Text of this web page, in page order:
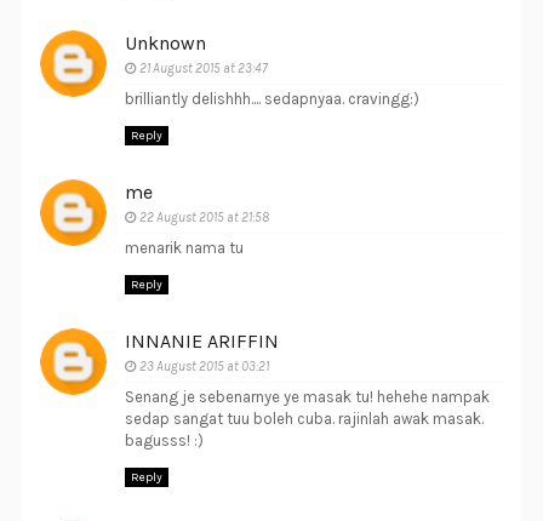
Unknown
21 August 2015 at 23:47
brilliantly delishhh.... sedapnyaa. cravingg:)
Reply
me
22 August 2015 at 21:58
menarik nama tu
Reply
INNANIE ARIFFIN
23 August 2015 at 03:21
Senang je sebenarnye ye masak tu! hehehe nampak
sedap sangat tuu boleh cuba. rajinlah awak masak.
bagusss! :)
Reply